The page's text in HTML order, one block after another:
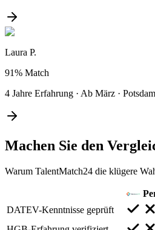
Laura P.
91% Match
4 Jahre Erfahrung · Ab März · Potsdam
Machen Sie den
Warum TalentMatch24 die klügere
DATEV-Kenntnisse geprüft